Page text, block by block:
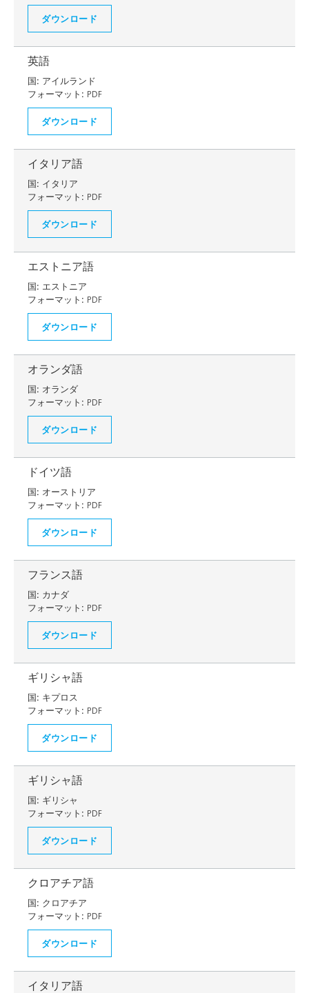
ダウンロード
英語
国: アイルランド
フォーマット: PDF
ダウンロード
イタリア語
国: イタリア
フォーマット: PDF
ダウンロード
エストニア語
国: エストニア
フォーマット: PDF
ダウンロード
オランダ語
国: オランダ
フォーマット: PDF
ダウンロード
ドイツ語
国: オーストリア
フォーマット: PDF
ダウンロード
フランス語
国: カナダ
フォーマット: PDF
ダウンロード
ギリシャ語
国: キプロス
フォーマット: PDF
ダウンロード
ギリシャ語
国: ギリシャ
フォーマット: PDF
ダウンロード
クロアチア語
国: クロアチア
フォーマット: PDF
ダウンロード
イタリア語